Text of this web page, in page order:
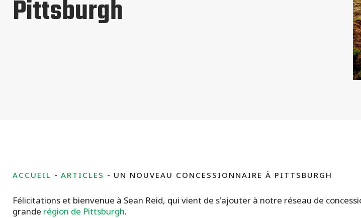
Pittsburgh
ACCUEIL ARTICLES UN NOUVEAU CONCESSIONNAIRE À PITTSBURGH
Félicitations et bienvenue à Sean Reid, qui vient de s'ajouter à notre réseau de
grande région de Pittsburgh.